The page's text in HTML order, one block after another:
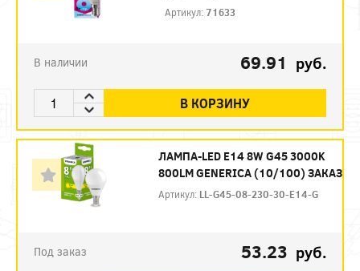
Артикул:71633
В наличии 69.91 руб.
В КОРЗИНУ
ЛАМПА-LED E14 8W G45 3000K
800LM GENERICA (10/100) ЗАКАЗ
Артикул: LL-G45-08-230-30-E14-G
Под заказ 53.23 руб.